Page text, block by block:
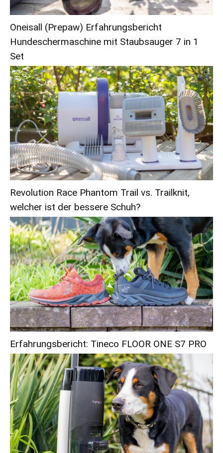
Oneisall (Prepaw) Erfahrungsbericht
Hundeschermaschine mit Staubsauger 7 in 1
Set
Revolution Race Phantom Trail vs. Trailknit,
welcher ist der bessere Schuh?
Erfahrungsbericht: Tineco FLOOR ONE S7 PRO